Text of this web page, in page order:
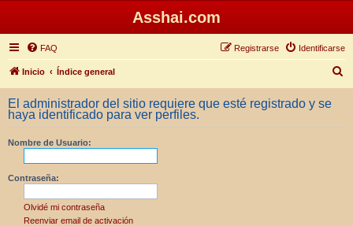
Asshai.com
FAQ Identificarse
Registrarse
Inicio Índice general
u
c
El administrador del sitio requiere que esté registrado y se
haya identificado para ver perfiles.
Nombre de Usuario:
Contraseña:
Olvidé mi contraseña
Reenviar email de activación